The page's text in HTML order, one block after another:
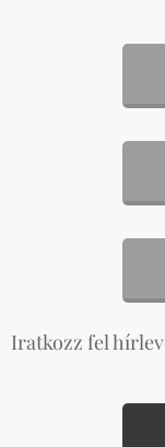
Iratkozz fel